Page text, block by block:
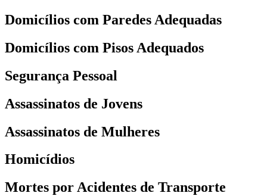
Domicílios com Paredes Adequadas
Domicílios com Pisos Adequados
Segurança Pessoal
Assassinatos de Jovens
Assassinatos de Mulheres
Homicídios
Mortes por Acidentes de Transporte